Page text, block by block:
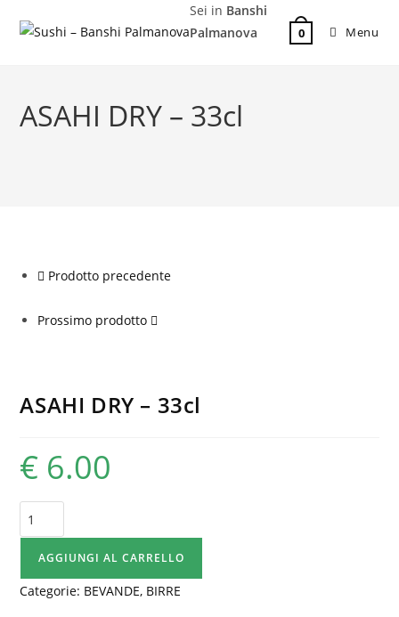
0 Menu
Sei in Banshi
Palmanova
ASAHI DRY – 33cl
Prodotto precedente
Prossimo prodotto
ASAHI DRY – 33cl
€ 6.00
ASAHI
DRY
33cl
quantità
AGGIUNGI AL CARRELLO
Categorie: BEVANDE, BIRRE